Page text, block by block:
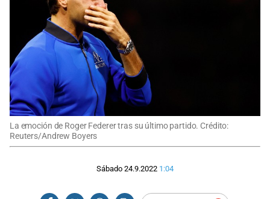
La emoción de Roger Federer tras su último partido. Crédito:
Reuters/Andrew Boyers
Sábado 24.9.2022 1:04